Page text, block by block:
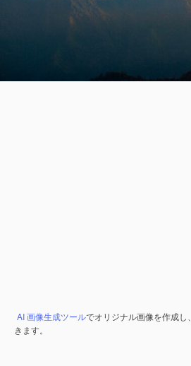
AI 画像生成ツールでオリジナル画像を作成し、
きます。